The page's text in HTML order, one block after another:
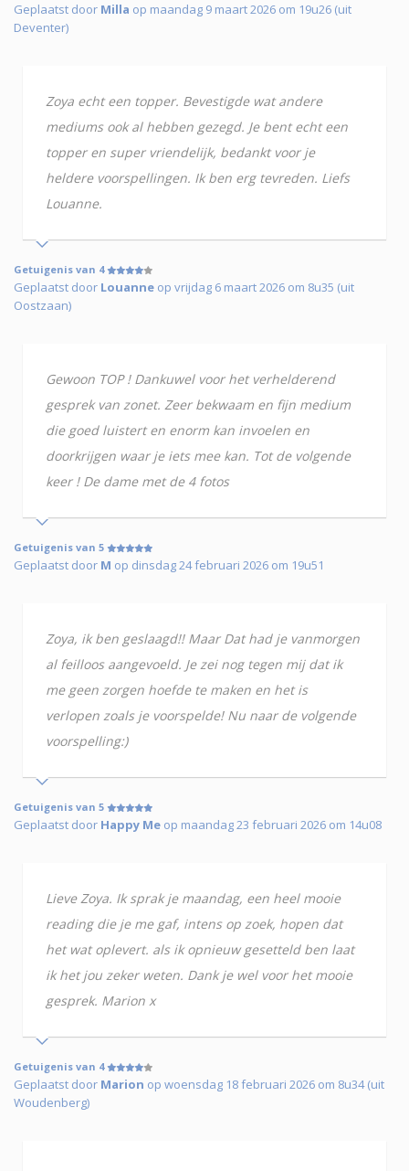
Geplaatst door Milla op maandag 9 maart 2026 om 19u26 (uit
Deventer)
Zoya echt een topper. Bevestigde wat andere
mediums ook al hebben gezegd. Je bent echt een
topper en super vriendelijk, bedankt voor je
heldere voorspellingen. Ik ben erg tevreden. Liefs
Louanne.
Getuigenis van 4
Geplaatst door Louanne op vrijdag 6 maart 2026 om 8u35 (uit
Oostzaan)
Gewoon TOP ! Dankuwel voor het verhelderend
gesprek van zonet. Zeer bekwaam en fijn medium
die goed luistert en enorm kan invoelen en
doorkrijgen waar je iets mee kan. Tot de volgende
keer ! De dame met de 4 fotos
Getuigenis van 5
Geplaatst door M op dinsdag 24 februari 2026 om 19u51
Zoya, ik ben geslaagd!! Maar Dat had je vanmorgen
al feilloos aangevoeld. Je zei nog tegen mij dat ik
me geen zorgen hoefde te maken en het is
verlopen zoals je voorspelde! Nu naar de volgende
voorspelling:)
Getuigenis van 5
Geplaatst door Happy Me op maandag 23 februari 2026 om 14u08
Lieve Zoya. Ik sprak je maandag, een heel mooie
reading die je me gaf, intens op zoek, hopen dat
het wat oplevert. als ik opnieuw gesetteld ben laat
ik het jou zeker weten. Dank je wel voor het mooie
gesprek. Marion x
Getuigenis van 4
Geplaatst door Marion op woensdag 18 februari 2026 om 8u34 (uit
Woudenberg)